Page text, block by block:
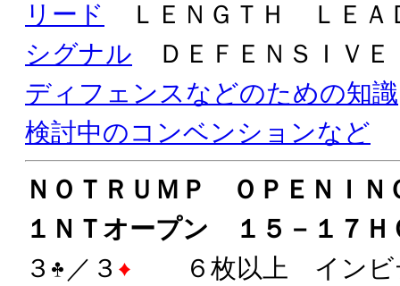
リード
ＬＥＮＧＴＨ ＬＥＡ
シグナル ＤＥＦＥＮＳＩＶ
ディフェンスなどのための知識
検討中のコンベンションなど
ＮＯＴＲＵＭＰ ＯＰＥＮＩ
１ＮＴオープン １５－１７Ｈ
３
／３
６枚以上 インビ